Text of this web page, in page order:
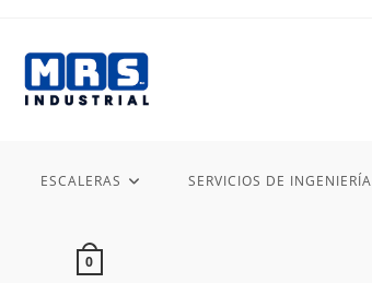
ESCALERAS SERVICIOS DE INGENIERÍA
0